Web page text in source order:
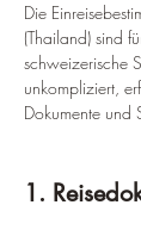
Die
(Thailand) sind
schweizerische
unkompliziert,
Dokumente und
1.